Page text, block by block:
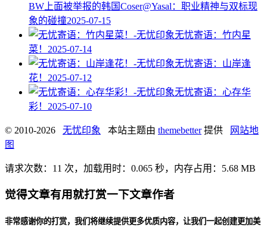
BW上面被举报的韩国Coser@Yasal：职业精神与双标现
象的碰撞​2025-07-15
无忧寄语：竹内星
菜！ 2025-07-14
无忧寄语：山岸逢
花！ 2025-07-12
无忧寄语：心存华
彩！ 2025-07-10
© 2010-2026 无忧印象 本站主题由 themebetter提供
网站地
图
请求次数：11 次，加载用时：0.065 秒，内存占用：5.68 MB
觉得文章有用就打赏一下文章作者
非常感谢你的打赏，我们将继续提供更多优质内容，让我们一起创建更加美